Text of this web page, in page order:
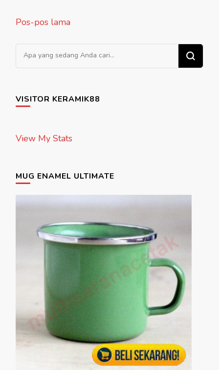
Navigasi
Pos-pos lama
Mencari Sesuatu?
VISITOR KERAMIK88
View My Stats
MUG ENAMEL ULTIMATE